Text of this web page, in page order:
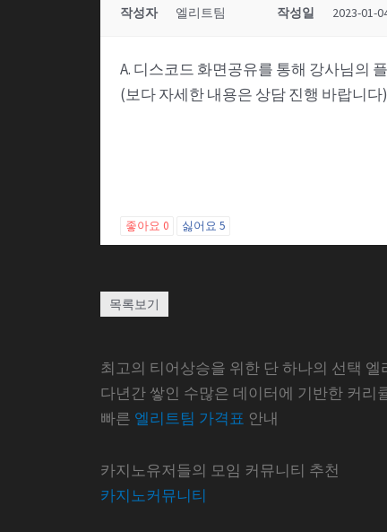
작성자 엘리트팀 작성일 2023-01-
A. 디스코드 화면공유를 통해 강사님의
(보다 자세한 내용은 상담 진행 바랍니다)
좋아요 0 싫어요 5
목록보기
최고의 티어상승을 위한 단 하나의 선택 엘
다년간 쌓인 수많은 데이터에 기반한 커리
빠른 엘리트팀 가격표 안내
카지노유저들의 모임 커뮤니티 추천
카지노커뮤니티